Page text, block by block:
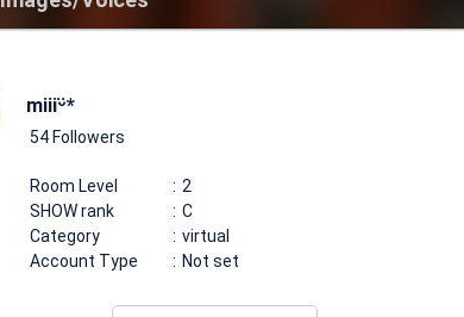
miiiᵕ̈*
54 Followers
Room Level
2
SHOW rank
C
Category
virtual
Account Type
Not set